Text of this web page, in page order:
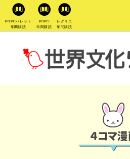
PriPriパレット
年間購読
PriPri
年間購読
レクリエ
年間購読